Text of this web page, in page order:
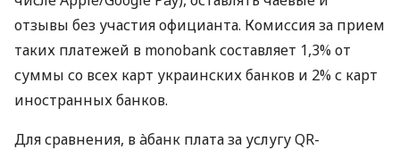
отзывы без участия официанта. Комиссия за прием
таких платежей в monobank составляет 1,3% от
суммы со всех карт украинских банков и 2% с карт
иностранных банков.
Для сравнения, в àбанк плата за услугу QR-